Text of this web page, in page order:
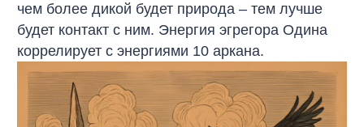
чем более дикой будет природа – тем лучше
будет контакт с ним. Энергия эгрегора Одина
коррелирует с энергиями 10 аркана.